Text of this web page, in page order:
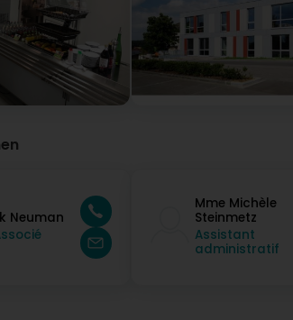
Neuman
Mme Michèle
Steinmetz
Assistant
administratif